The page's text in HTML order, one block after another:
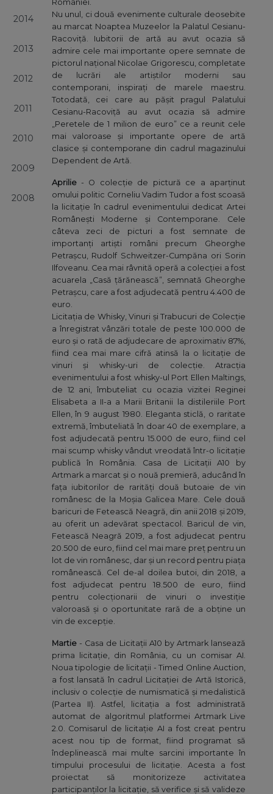
2014
2013
2012
2011
2010
2009
2008
României.
Nu unul, ci două evenimente culturale deosebite
au marcat Noaptea Muzeelor la Palatul Cesianu-
Racoviță. Iubitorii de artă au avut ocazia să
admire cele mai importante opere semnate de
pictorul național Nicolae Grigorescu, completate
de lucrări ale artiștilor moderni sau
contemporani, inspirați de marele maestru.
Totodată, cei care au pășit pragul Palatului
Cesianu-Racoviță au avut ocazia să admire
„Peretele de 1 milion de euro” ce a reunit cele
mai valoroase și importante opere de artă
clasice și contemporane din cadrul magazinului
Dependent de Artă.
Aprilie - O colecție de pictură ce a aparținut
omului politic Corneliu Vadim Tudor a fost scoasă
la licitație în cadrul evenimentului dedicat Artei
Românești Moderne și Contemporane. Cele
câteva zeci de picturi a fost semnate de
importanți artiști români precum Gheorghe
Petrașcu, Rudolf Schweitzer-Cumpăna ori Sorin
Ilfoveanu. Cea mai râvnită operă a colecției a fost
acuarela „Casă țărănească”, semnată Gheorghe
Petrașcu, care a fost adjudecată pentru 4.400 de
euro.
Licitația de Whisky, Vinuri și Trabucuri de Colecție
a înregistrat vânzări totale de peste 100.000 de
euro și o rată de adjudecare de aproximativ 87%,
fiind cea mai mare cifră atinsă la o licitație de
vinuri și whisky-uri de colecție. Atracția
evenimentului a fost whisky-ul Port Ellen Maltings,
de 12 ani, îmbuteliat cu ocazia vizitei Reginei
Elisabeta a II-a a Marii Britanii la distileriile Port
Ellen, în 9 august 1980. Eleganta sticlă, o raritate
extremă, îmbuteliată în doar 40 de exemplare, a
fost adjudecată pentru 15.000 de euro, fiind cel
mai scump whisky vândut vreodată într-o licitație
publică în România. Casa de Licitații A10 by
Artmark a marcat și o nouă premieră, aducând în
fața iubitorilor de rarități două butoaie de vin
românesc de la Moșia Galicea Mare. Cele două
baricuri de Fetească Neagră, din anii 2018 și 2019,
au oferit un adevărat spectacol. Baricul de vin,
Fetească Neagră 2019, a fost adjudecat pentru
20.500 de euro, fiind cel mai mare preț pentru un
lot de vin românesc, dar și un record pentru piața
românească. Cel de-al doilea butoi, din 2018, a
fost adjudecat pentru 18.500 de euro, fiind
pentru colecționarii de vinuri o investiție
valoroasă și o oportunitate rară de a obține un
vin de excepție.
Martie- Casa de Licitații A10 by Artmark lansează
prima licitație, din România, cu un comisar AI.
Noua tipologie de licitații - Timed Online Auction,
a fost lansată în cadrul Licitației de Artă Istorică,
inclusiv o colecție de numismatică și medalistică
(Partea II). Astfel, licitația a fost administrată
automat de algoritmul platformei Artmark Live
2.0. Comisarul de licitație AI a fost creat pentru
acest nou tip de format, fiind programat să
îndeplinească mai multe sarcini importante în
timpului procesului de licitație. Acesta a fost
proiectat să monitorizeze activitatea
participanților la licitație, să verifice și să valideze